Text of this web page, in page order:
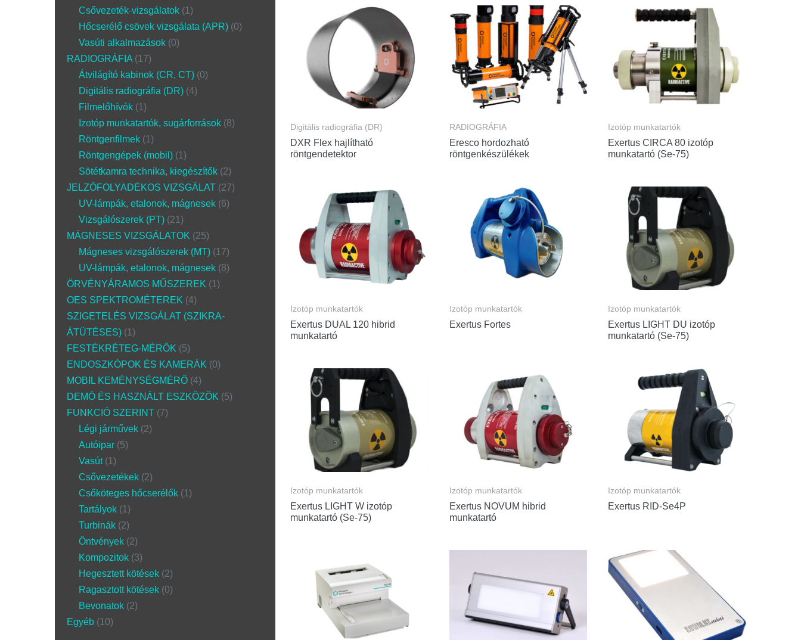
Csővezeték-vizsgálatok 1
Hőcserélő csövek vizsgálata (APR) 0
Vasúti alkalmazások 0
RADIOGRÁFIA 17
Átvilágító kabinok (CR, CT) 0
Digitális radiográfia (DR) 4
Filmelőhívók 1
Izotóp munkatartók, sugárforrások 8
Röntgenfilmek 1
Röntgengépek (mobil) 1
Sötétkamra technika, kiegészítők 2
JELZŐFOLYADÉKOS VIZSGÁLAT 27
UV-lámpák, etalonok, mágnesek 6
Vizsgálószerek (PT) 21
MÁGNESES VIZSGÁLATOK
25
Mágneses vizsgálószerek (MT) 17
UV-lámpák, etalonok, mágnesek 8
ÖRVÉNYÁRAMOS MŰSZEREK
1
OES SPEKTROMÉTEREK 4
SZIGETELÉS VIZSGÁLAT (SZIKRA-
ÁTÜTÉSES) 1
FESTÉKRÉTEG-MÉRŐK
5
ENDOSZKÓPOK ÉS KAMERÁK
0
MOBIL KEMÉNYSÉGMÉRŐ 4
DEMÓ ÉS HASZNÁLT ESZKÖZÖK
5
FUNKCIÓ SZERINT 7
Légi járművek 2
Autóipar 5
Vasút 1
Csővezetékek 2
Csőköteges hőcserélők 1
Tartályok 1
Turbinák 2
Öntvények 2
Kompozitok 3
Hegesztett kötések 2
Ragasztott kötések 0
Bevonatok 2
Egyéb 10
Digitális radiográfia (DR)
DXR Flex hajlítható
röntgendetektor
RADIOGRÁFIA
Eresco hordozható
röntgenkészülékek
Izotóp munkatartók
Exertus CIRCA 80 izotóp
munkatartó (Se-75)
Izotóp munkatartók
Exertus DUAL 120 hibrid
munkatartó
Izotóp munkatartók
Exertus Fortes
Izotóp munkatartók
Exertus LIGHT DU izotóp
munkatartó (Se-75)
Izotóp munkatartók
Exertus LIGHT W izotóp
munkatartó (Se-75)
Izotóp munkatartók
Exertus NOVUM hibrid
munkatartó
Izotóp munkatartók
Exertus RID-Se4P